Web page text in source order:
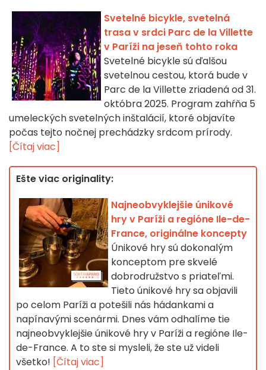
Svetelné bicykle, svetelná
trasa v srdci Parc de la Villette
v Paríži na jeseň tohto roka
Svetelné bicykle sú ďalšou
svetelnou cestou, ktorá bude v
Parc de la Villette zriadená od 31.
októbra 2025. Program zahŕňa 5
umeleckých svetelných inštalácií, ktoré objavíte
počas tejto nočnej prechádzky srdcom prírody.
[Čítaj viac]
Ešte viac originality:
Najneobvyklejšie únikové
hry v Paríži a regióne Ile-de-
France, originálne koncepty
Únikové hry sú dokonalým
konceptom pre skvelé
dobrodružstvo s priateľmi.
Tieto únikové hry sa objavili
po celom Paríži a potešili nás hádankami a
napínavými scenármi. Dnes vám odhalíme tie
najneobvyklejšie únikové hry v Paríži a regióne Ile-
de-France. A to ste si mysleli, že ste už videli
všetko! [Čítaj viac]